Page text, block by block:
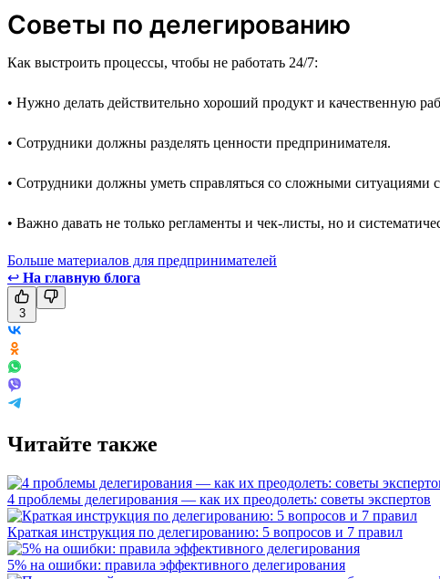
Советы по делегированию
Как выстроить процессы, чтобы не работать 24/7:
• Нужно делать действительно хороший продукт и качественную
• Сотрудники должны разделять ценности предпринимателя.
• Сотрудники должны уметь справляться со сложными ситуациями
• Важно давать не только регламенты и чек-листы, но и
Больше материалов для предпринимателей
↩ На главную блога
3
Читайте также
4 проблемы делегирования — как их преодолеть: советы экспертов
Краткая инструкция по делегированию: 5 вопросов и 7 правил
5% на ошибки: правила эффективного делегирования